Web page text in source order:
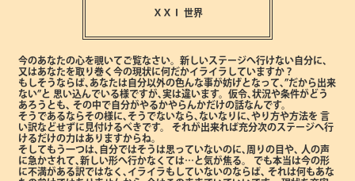
ⅩⅩⅠ 世界
今のあなたの心を覗いてご覧なさい。新しいステージへ行けない自分に､
又はあなたを取り巻く今の現状に何だかイライラしていますか？
もしそうならば､あなたは自分以外の色んな事が妨げとなって､”だから出来
ない”と 思い込んでいる様ですが､実は違います。仮令､状況や条件がどう
あろうとも､ その中で自分がやるかやらんかだけの話なんです。
そうであるならその様に､そうでないなら､ないなりに､やり方や方法を 言
い訳などせずに見付けるべきです。
それが出来れば充分次のステージへ行
けるだけの力はありますからね。
そしてもう一つは､自分ではそうは思っていないのに､周りの目や､
人の声
に急かされて､新しい形へ行かなくては…と気が焦る。
でも本当は今の形
に不満がある訳ではなく､イライラもしていないのならば､ それは何もあな